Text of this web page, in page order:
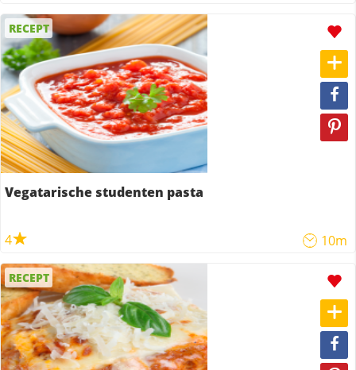
RECEPT
Vegatarische studenten pasta
4 10m
RECEPT